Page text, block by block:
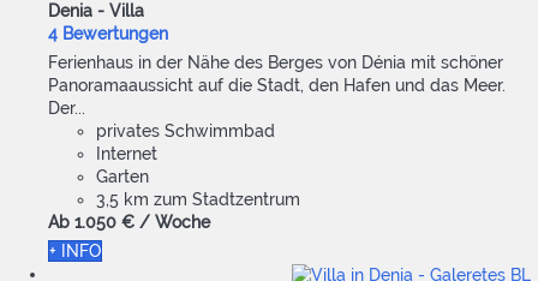
Denia - Villa
4 Bewertungen
Ferienhaus in der Nähe des Berges von Dénia mit schöner
Panoramaaussicht auf die Stadt, den Hafen und das Meer.
Der...
privates Schwimmbad
Internet
Garten
3,5 km zum Stadtzentrum
Ab 1.050 € / Woche
+ INFO